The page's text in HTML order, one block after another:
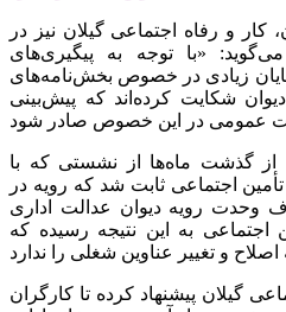
و رفاه اجتماعی گیلان نیز در
«با توجه به پیگیری‌های
زیادی در خصوص بخش‌نامه‌های
شکایت کرده‌اند که پیش‌بینی
از گذشت ماه‌ها از نشستی که با
اجتماعی ثابت شد که رویه در
وحدت رویه دیوان عدالت اداری
اجتماعی به این نتیجه رسیده که
گیلان پیشنهاد کرده تا کارگران